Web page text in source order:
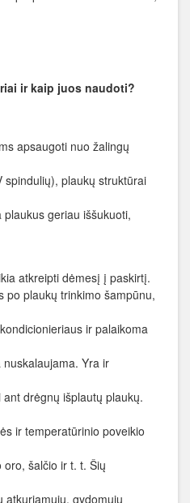
ir kaip juos naudoti?
apsaugoti nuo žalingų
spindulių), plaukų struktūrai
geriau iššukuoti,
atkreipti dėmesį į paskirtį.
po plaukų trinkimo šampūnu,
ir palaikoma
Yra ir
drėgnų išplautų plaukų.
ir temperatūrinio poveikio
šalčio ir t. t. Šių
atkuriamųjų, gydomųjų